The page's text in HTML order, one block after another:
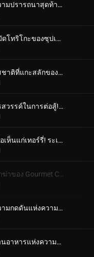
ตอนที่ 16 ความปรารถนาสุดท้ายของริน! การตื่นขึ้นของซูเปอร์โทริโกะ!!
ตอนที่ 17 หมัดโทริโกะของซุปเปอร์โทริโกะ! นี่คือหมัดหนามที่แข็งแกร่งที่สุด!
ตอนที่ 18 รสชาติที่แกะสลักของ DNA! โทริโกะ ค้นหาข้าวโพดเลือดสีฟ้า!
ตอนที่ 19 พรสวรรค์ในการต่อสู้!! ดูสิ เทอร์รี่ คุณภาพแชมป์!
ตอนที่ 20 เพื่อเห็นแก่เทอร์รี่! ระเบิดความร้อนแรง BB Corn!
ตอนที่ 22 ความกดดันแห่งความบ้าคลั่ง! กรินแพทช์ vs โทริโกะ
ตอนที่ 23 ร้านอาหารแห่งความบันเทิง! เมืองนักชิมแห่งเมืองตะกละ!